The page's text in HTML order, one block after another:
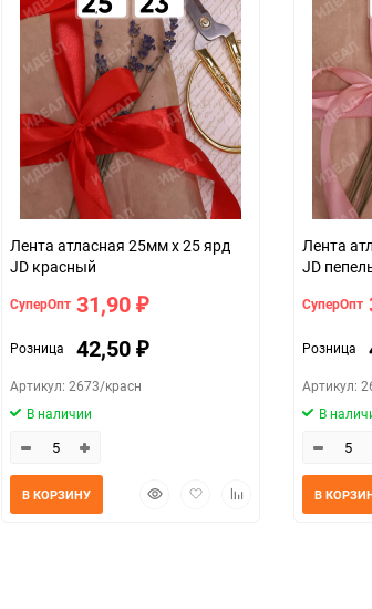
5
300
шт
25мм*25ярд (атласная)
43d02c9d-d754-11f0-8cc6-
Лента атласная 25мм х 25 ярд
JD красный
СуперОпт 31,90 ₽
Розница 42,50 ₽
Артикул: 2673/красн
В наличии
БыстрыйДобавитьДобавить
В КОРЗИНУ
Лента
JD
СуперОпт
Розница
Артикул:
В
В